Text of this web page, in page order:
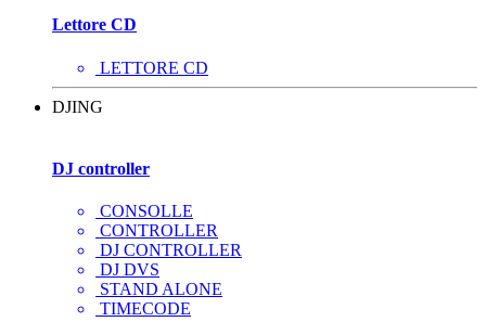
Lettore CD
LETTORE CD
DJING
DJ controller
CONSOLLE
CONTROLLER
DJ CONTROLLER
DJ DVS
STAND ALONE
TIMECODE